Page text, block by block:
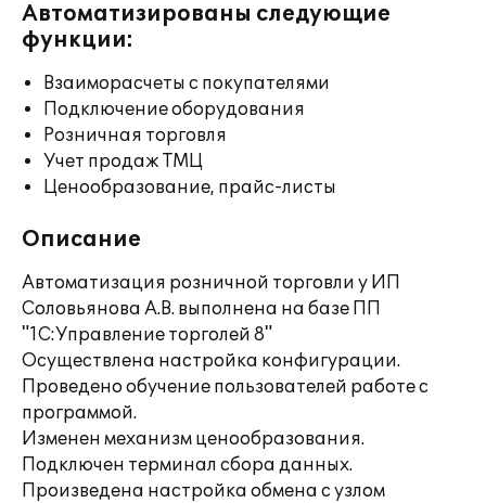
Автоматизированы следующие
функции:
Взаиморасчеты с покупателями
Подключение оборудования
Розничная торговля
Учет продаж ТМЦ
Ценообразование, прайс-листы
Описание
Автоматизация розничной торговли у ИП
Соловьянова А.В. выполнена на базе ПП
"1С:Управление торголей 8"
Осуществлена настройка конфигурации.
Проведено обучение пользователей работе с
программой.
Изменен механизм ценообразования.
Подключен терминал сбора данных.
Произведена настройка обмена с узлом